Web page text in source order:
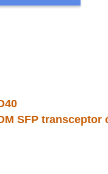
SFP transceptor